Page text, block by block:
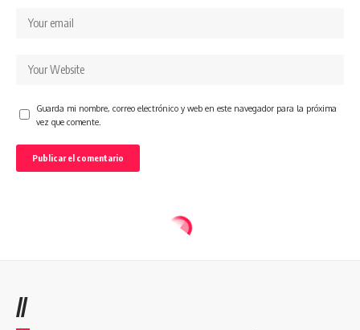
Guarda mi nombre, correo electrónico y web en este navegador para la próxima
vez que comente.
//